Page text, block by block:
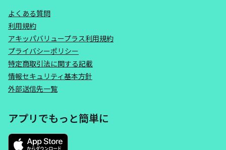
よくある質問
利用規約
アキッパバリュープラス利用規約
プライバシーポリシー
特定商取引法に関する記載
情報セキュリティ基本方針
外部送信先一覧
アプリでもっと簡単に